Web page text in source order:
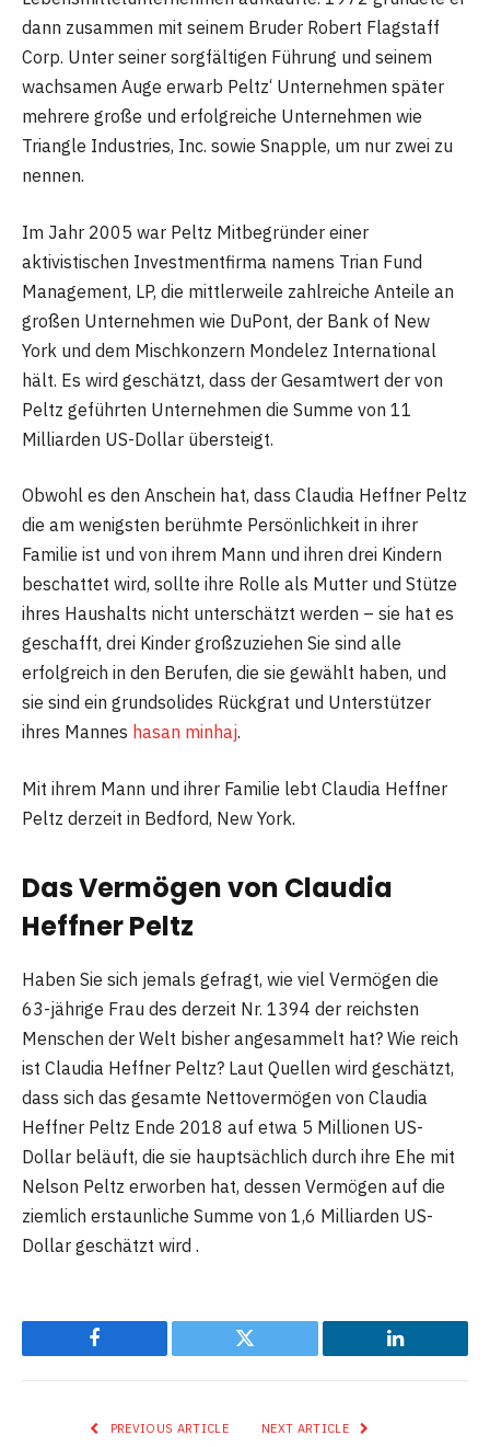
dann zusammen mit seinem Bruder Robert Flagstaff
Corp. Unter seiner sorgfältigen Führung und seinem
wachsamen Auge erwarb Peltz‘ Unternehmen später
mehrere große und erfolgreiche Unternehmen wie
Triangle Industries, Inc. sowie Snapple, um nur zwei zu
nennen.
Im Jahr 2005 war Peltz Mitbegründer einer
aktivistischen Investmentfirma namens Trian Fund
Management, LP, die mittlerweile zahlreiche Anteile an
großen Unternehmen wie DuPont, der Bank of New
York und dem Mischkonzern Mondelez International
hält. Es wird geschätzt, dass der Gesamtwert der von
Peltz geführten Unternehmen die Summe von 11
Milliarden US-Dollar übersteigt.
Obwohl es den Anschein hat, dass Claudia Heffner Peltz
die am wenigsten berühmte Persönlichkeit in ihrer
Familie ist und von ihrem Mann und ihren drei Kindern
beschattet wird, sollte ihre Rolle als Mutter und Stütze
ihres Haushalts nicht unterschätzt werden – sie hat es
geschafft, drei Kinder großzuziehen Sie sind alle
erfolgreich in den Berufen, die sie gewählt haben, und
sie sind ein grundsolides Rückgrat und Unterstützer
ihres Mannes hasan minhaj.
Mit ihrem Mann und ihrer Familie lebt Claudia Heffner
Peltz derzeit in Bedford, New York.
Das Vermögen von Claudia
Heffner Peltz
Haben Sie sich jemals gefragt, wie viel Vermögen die
63-jährige Frau des derzeit Nr. 1394 der reichsten
Menschen der Welt bisher angesammelt hat? Wie reich
ist Claudia Heffner Peltz? Laut Quellen wird geschätzt,
dass sich das gesamte Nettovermögen von Claudia
Heffner Peltz Ende 2018 auf etwa 5 Millionen US-
Dollar beläuft, die sie hauptsächlich durch ihre Ehe mit
Nelson Peltz erworben hat, dessen Vermögen auf die
ziemlich erstaunliche Summe von 1,6 Milliarden US-
Dollar geschätzt wird .
Facebook Twitter LinkedIn
PREVIOUS ARTICLE NEXT ARTICLE